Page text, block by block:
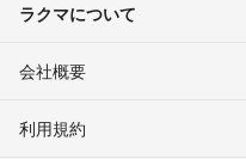
ラクマについて
会社概要
利用規約